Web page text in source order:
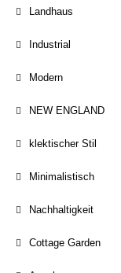
Landhaus
Industrial
Modern
NEW ENGLAND
klektischer Stil
Minimalistisch
Nachhaltigkeit
Cottage Garden